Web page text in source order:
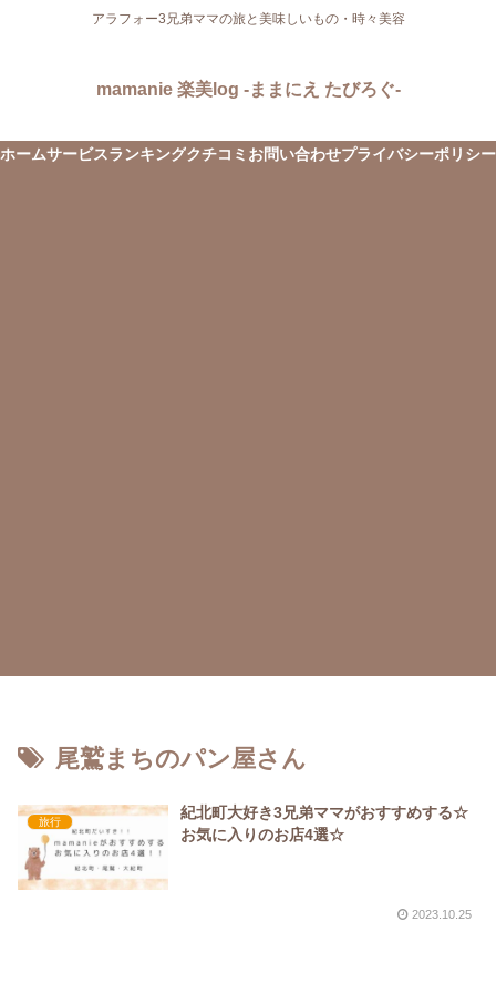
アラフォー3兄弟ママの旅と美味しいもの・時々美容
mamanie 楽美log -ままにえ たびろぐ-
ホームサービスランキングクチコミ お問い合わせプライバシーポリシー
尾鷲まちのパン屋さん
旅行
紀北町大好き3兄弟ママがおすすめする☆
お気に入りのお店4選☆
2023.10.25